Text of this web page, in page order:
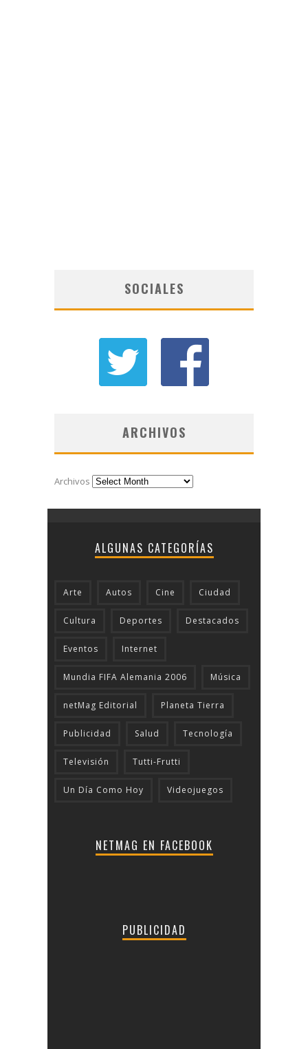
SOCIALES
ARCHIVOS
Archivos
ALGUNAS CATEGORÍAS
Arte Autos Cine Ciudad
Cultura Deportes Destacados
Eventos Internet
Mundia FIFA Alemania 2006 Música
netMag Editorial Planeta Tierra
Publicidad Salud Tecnologí­a
Televisión Tutti-Frutti
Un Día Como Hoy Videojuegos
NETMAG EN FACEBOOK
PUBLICIDAD